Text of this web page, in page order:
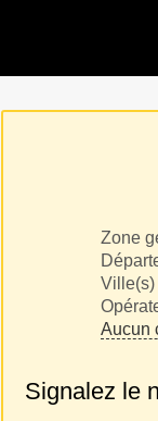
Zone
Ville(s)
Aucun
Signalez le